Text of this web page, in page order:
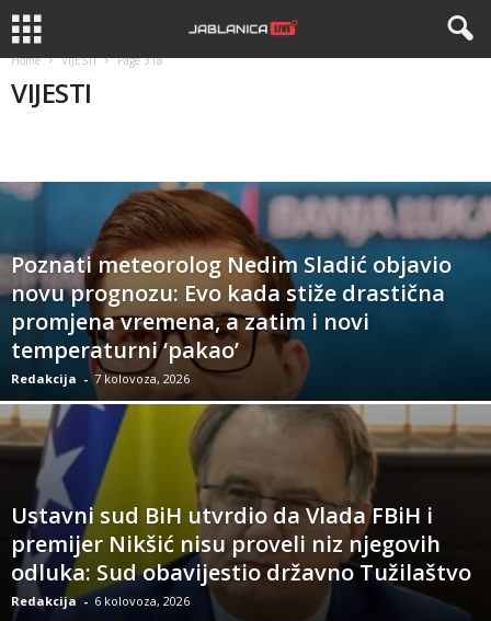
Home VIJESTI Page 318
VIJESTI
Poznati meteorolog Nedim Sladić objavio
novu prognozu: Evo kada stiže drastična
promjena vremena, a zatim i novi
temperaturni ‘pakao’
Redakcija - 7 kolovoza, 2026
Ustavni sud BiH utvrdio da Vlada FBiH i
premijer Nikšić nisu proveli niz njegovih
odluka: Sud obavijestio državno Tužilaštvo
Redakcija - 6 kolovoza, 2026